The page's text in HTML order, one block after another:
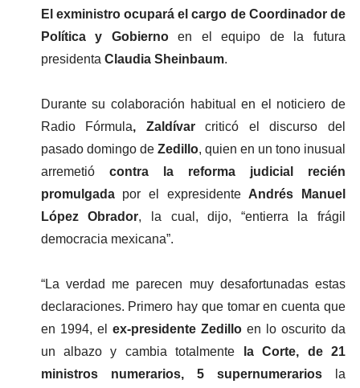
El exministro ocupará el cargo de Coordinador de
Política y Gobierno en el equipo de la futura
presidenta Claudia Sheinbaum.
Durante su colaboración habitual en el noticiero de
Radio Fórmula, Zaldívar criticó el discurso del
pasado domingo de Zedillo, quien en un tono inusual
arremetió contra la reforma judicial recién
promulgada por el expresidente Andrés Manuel
López Obrador, la cual, dijo, “entierra la frágil
democracia mexicana”.
“La verdad me parecen muy desafortunadas estas
declaraciones. Primero hay que tomar en cuenta que
en 1994, el ex-presidente Zedillo en lo oscurito da
un albazo y cambia totalmente
la Corte, de 21
ministros numerarios, 5 supernumerarios la